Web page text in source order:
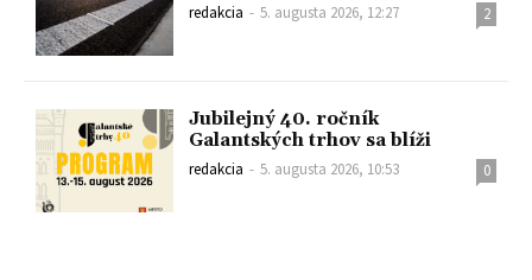
redakcia - 5. augusta 2026, 12:27 2
Jubilejný 40. ročník
Galantských trhov sa blíži
redakcia - 5. augusta 2026, 10:53 0